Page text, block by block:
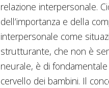
relazione interpersonale.
dell’importanza e della
interpersonale come
strutturante, che non è
neurale, è di
cervello dei bambini. Il